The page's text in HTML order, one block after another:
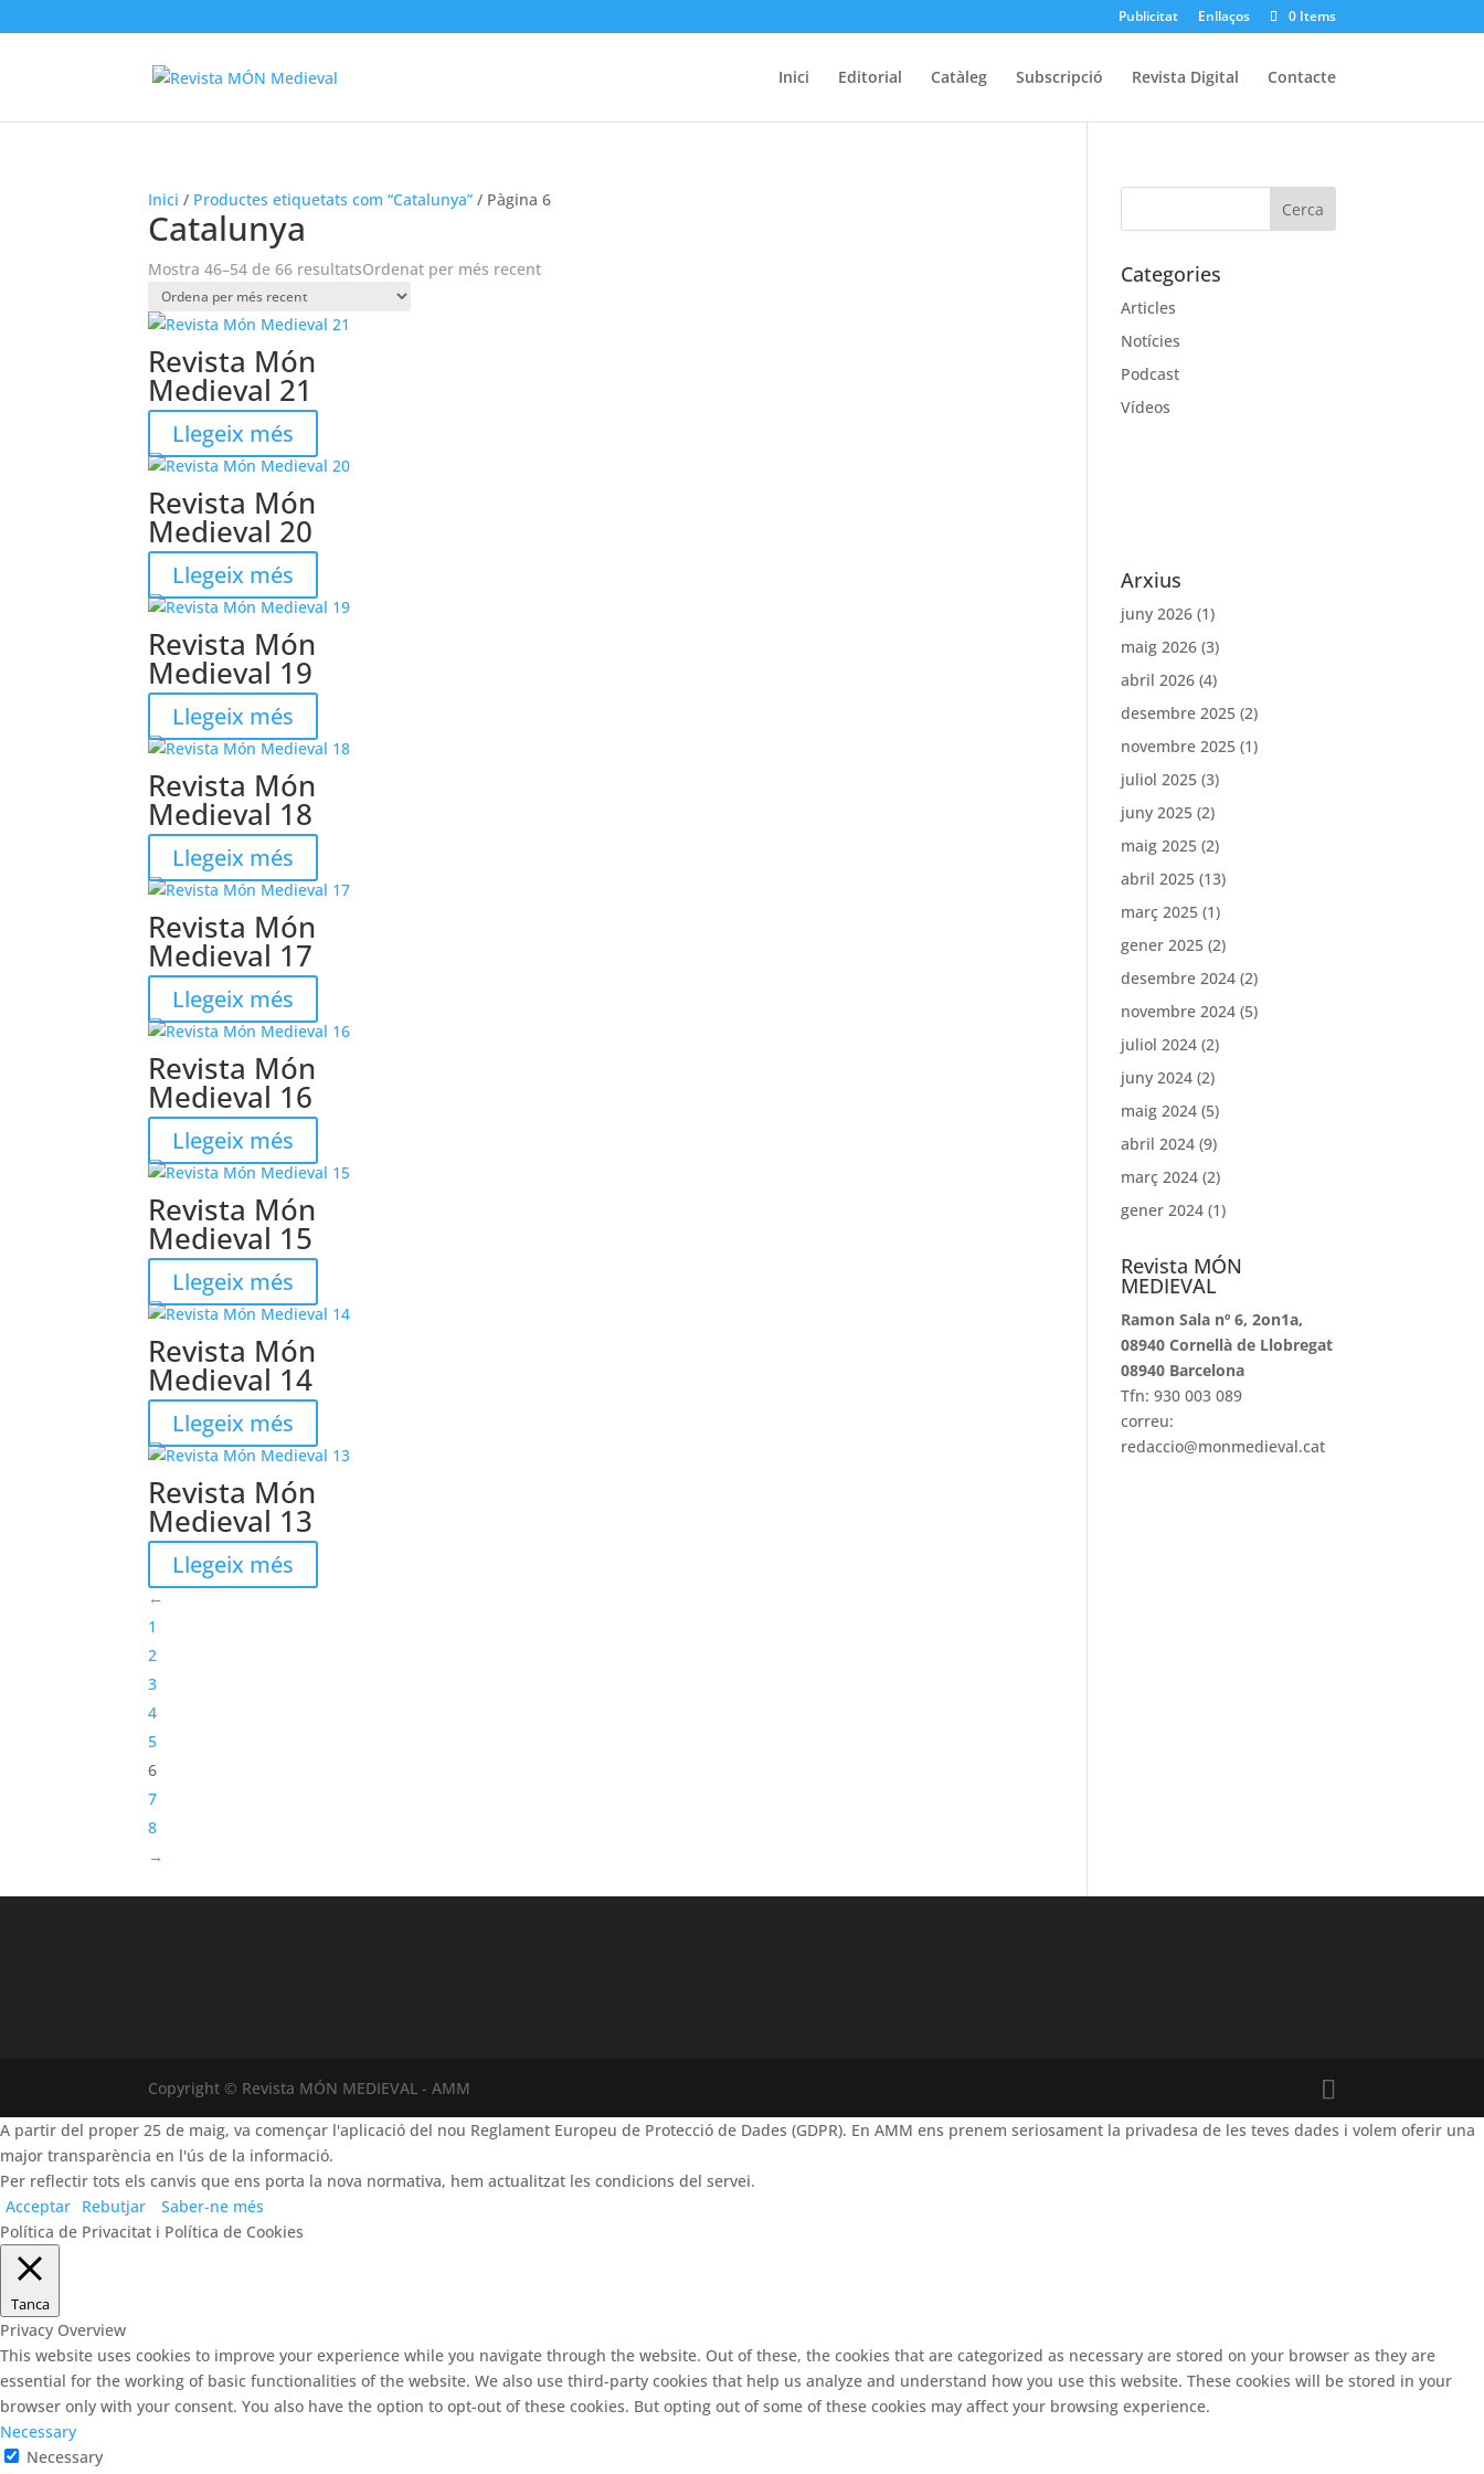
Publicitat Enllaços 0 Items
Inici Editorial Catàleg Subscripció Revista Digital Contacte
Inici / Productes etiquetats com “Catalunya” / Pàgina 6
Catalunya
Mostra 46–54 de 66 resultatsOrdenat per més recent
Revista Món
Medieval 21
Llegeix més
Revista Món
Medieval 20
Llegeix més
Revista Món
Medieval 19
Llegeix més
Revista Món
Medieval 18
Llegeix més
Revista Món
Medieval 17
Llegeix més
Revista Món
Medieval 16
Llegeix més
Revista Món
Medieval 15
Llegeix més
Revista Món
Medieval 14
Llegeix més
Revista Món
Medieval 13
Llegeix més
←
1
2
3
4
5
6
7
8
→
Categories
Articles
Notícies
Podcast
Vídeos
Arxius
juny 2026 (1)
maig 2026 (3)
abril 2026 (4)
desembre 2025 (2)
novembre 2025 (1)
juliol 2025 (3)
juny 2025 (2)
maig 2025 (2)
abril 2025 (13)
març 2025 (1)
gener 2025 (2)
desembre 2024 (2)
novembre 2024 (5)
juliol 2024 (2)
juny 2024 (2)
maig 2024 (5)
abril 2024 (9)
març 2024 (2)
gener 2024 (1)
Revista MÓN
MEDIEVAL
Ramon Sala nº 6, 2on1a,
08940 Cornellà de Llobregat
08940 Barcelona
Tfn: 930 003 089
correu:
redaccio@monmedieval.cat
Copyright © Revista MÓN MEDIEVAL - AMM
A partir del proper 25 de maig, va començar l'aplicació del nou Reglament Europeu de Protecció de Dades (GDPR). En AMM ens prenem seriosament la privadesa de les teves dades i volem oferir una
major transparència en l'ús de la informació.
Per reflectir tots els canvis que ens porta la nova normativa, hem actualitzat les condicions del servei.
Acceptar Rebutjar
Saber-ne més
Política de Privacitat i Política de Cookies
Tanca
Privacy Overview
This website uses cookies to improve your experience while you navigate through the website. Out of these, the cookies that are categorized as necessary are stored on your browser as they are
essential for the working of basic functionalities of the website. We also use third-party cookies that help us analyze and understand how you use this website. These cookies will be stored in your
browser only with your consent. You also have the option to opt-out of these cookies. But opting out of some of these cookies may affect your browsing experience.
Necessary
Necessary